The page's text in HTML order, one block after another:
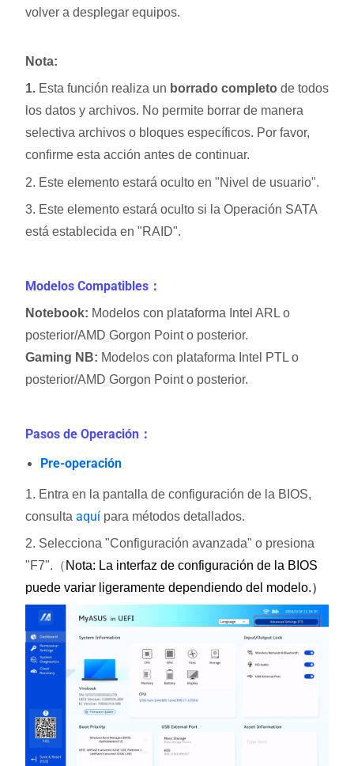
volver a desplegar equipos.
Nota:
1. Esta función realiza un borrado completo de todos
los datos y archivos. No permite borrar de manera
selectiva archivos o bloques específicos. Por favor,
confirme esta acción antes de continuar.
2. Este elemento estará oculto en "Nivel de usuario".
3. Este elemento estará oculto si la Operación SATA
está establecida en "RAID".
Modelos Compatibles：
Notebook: Modelos con plataforma Intel ARL o
posterior/AMD Gorgon Point o posterior.
Gaming NB: Modelos con plataforma Intel PTL o
posterior/AMD Gorgon Point o posterior.
Pasos de Operación ：
Pre-operación
1. Entra en la pantalla de configuración de la BIOS,
consulta aquí para métodos detallados.
2. Selecciona "Configuración avanzada" o presiona
"F7".（ Nota: La interfaz de configuración de la BIOS
puede variar ligeramente dependiendo del modelo.）